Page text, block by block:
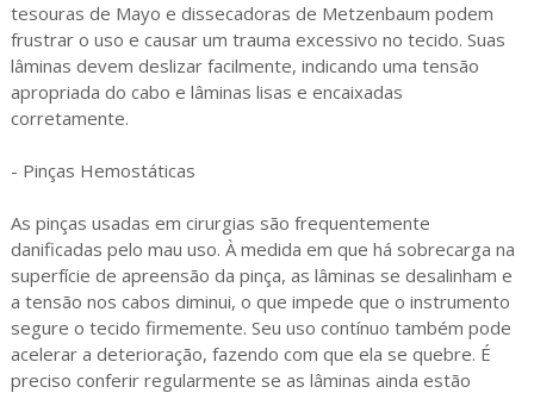
tesouras de Mayo e dissecadoras de Metzenbaum podem
frustrar o uso e causar um trauma excessivo no tecido. Suas
lâminas devem deslizar facilmente, indicando uma tensão
apropriada do cabo e lâminas lisas e encaixadas
corretamente.
- Pinças Hemostáticas
As pinças usadas em cirurgias são frequentemente
danificadas pelo mau uso. À medida em que há sobrecarga na
superfície de apreensão da pinça, as lâminas se desalinham e
a tensão nos cabos diminui, o que impede que o instrumento
segure o tecido firmemente. Seu uso contínuo também pode
acelerar a deterioração, fazendo com que ela se quebre. É
preciso conferir regularmente se as lâminas ainda estão